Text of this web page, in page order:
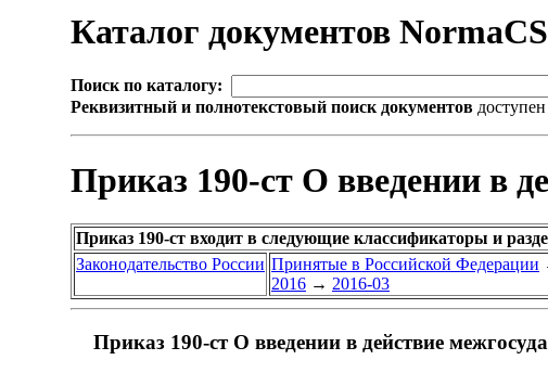
Каталог документов NormaCS
Поиск по каталогу:
Реквизитный и полнотекстовый поиск документов
Приказ 190-ст О введении в
Приказ 190-ст входит в следующие классификаторы и
Законодательство России Принятые в Российской Федерации
2016 → 2016-03
Приказ 190-ст О введении в действие